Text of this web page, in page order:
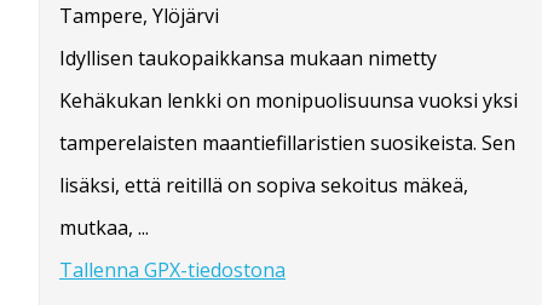
Tampere, Ylöjärvi
Idyllisen taukopaikkansa mukaan nimetty
Kehäkukan lenkki on monipuolisuunsa vuoksi yksi
tamperelaisten maantiefillaristien suosikeista. Sen
lisäksi, että reitillä on sopiva sekoitus mäkeä,
mutkaa, ...
Tallenna GPX-tiedostona